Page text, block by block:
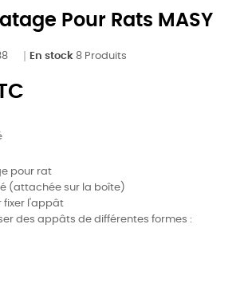
Pour Rats MASY
En stock 8 Produits
pour rat
(attachée sur la boîte)
fixer l'appât
des appâts de différentes formes :